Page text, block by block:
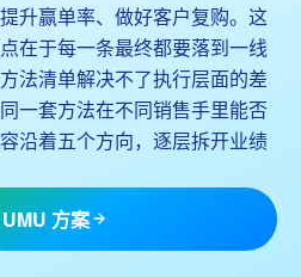
升赢单率、做好客户复购。这
在于每一条最终都要落到一线
法清单解决不了执行层面的差
一套方法在不同销售手里能否
沿着五个方向，逐层拆开业绩
方案